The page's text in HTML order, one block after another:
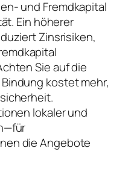
und Fremdkapital
Ein höherer
Zinsrisiken,
Sie auf die
kostet mehr,
lokaler und
die Angebote